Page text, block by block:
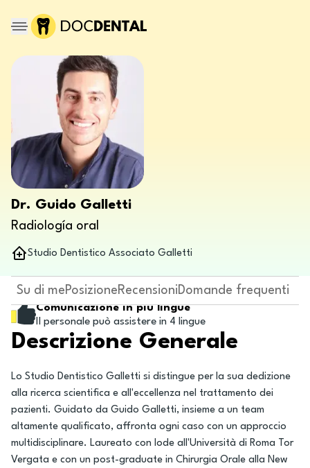
Dr. Guido Galletti
Radiología oral
Studio Dentistico Associato Galletti
Su di mePosizioneRecensioniDomande frequenti
Comunicazione in più lingue
Il personale può assistere in 4 lingue
Descrizione Generale
Lo Studio Dentistico Galletti si distingue per la sua dedizione
alla ricerca scientifica e all'eccellenza nel trattamento dei
pazienti. Guidato da Guido Galletti, insieme a un team
altamente qualificato, affronta ogni caso con un approccio
multidisciplinare. Laureato con lode all'Università di Roma Tor
Vergata e con un post-graduate in Chirurgia Orale alla New